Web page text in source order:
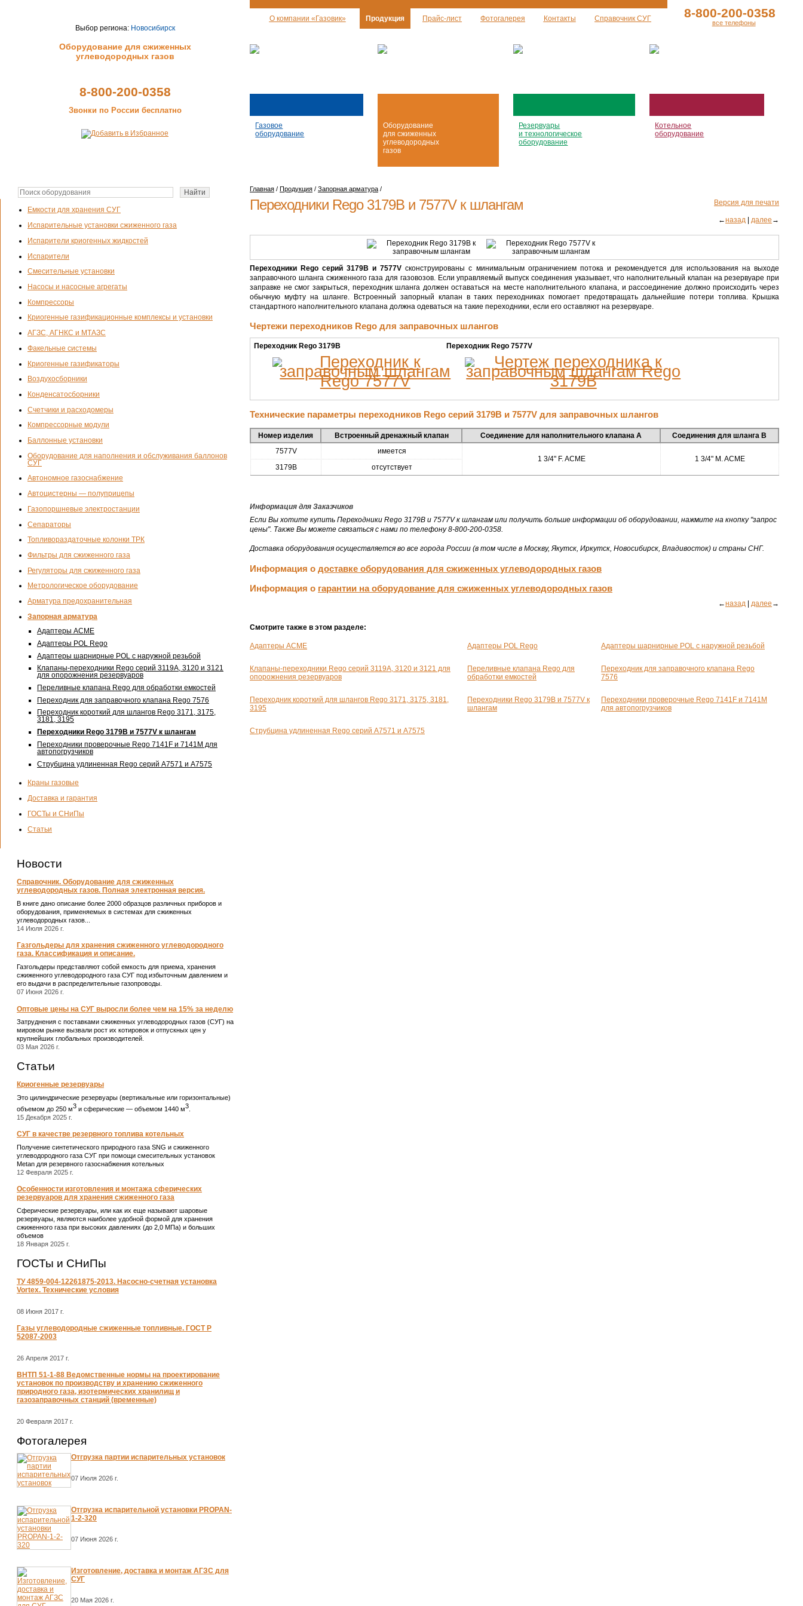
Выбор региона: Новосибирск
Оборудование для сжиженных
углеводородных газов
8-800-200-0358
Звонки по России бесплатно
О компании «Газовик» Продукция Прайс-лист Фотогалерея Контакты Справочник СУГ 8-800-200-0358
все телефоны
Газовое
оборудование
Оборудование
для сжиженных
углеводородных
газов
Резервуары
и технологическое
оборудование
Котельное
оборудование
Емкости для хранения СУГ
Испарительные установки сжиженного газа
Испарители криогенных жидкостей
Испарители
Смесительные установки
Насосы и насосные агрегаты
Компрессоры
Криогенные газификационные комплексы и установки
АГЗС, АГНКС и МТАЗС
Факельные системы
Криогенные газификаторы
Воздухосборники
Конденсатосборники
Счетчики и расходомеры
Компрессорные модули
Баллонные установки
Оборудование для наполнения и обслуживания баллонов
СУГ
Автономное газоснабжение
Автоцистерны — полуприцепы
Газопоршневые электростанции
Сепараторы
Топливораздаточные колонки ТРК
Фильтры для сжиженного газа
Регуляторы для сжиженного газа
Метрологическое оборудование
Арматура предохранительная
Запорная арматура
Адаптеры ACME
Адаптеры POL Rego
Адаптеры шарнирные POL с наружной резьбой
Клапаны-переходники Rego серий 3119А, 3120 и 3121
для опорожнения резервуаров
Переливные клапана Rego для обработки емкостей
Переходник для заправочного клапана Rego 7576
Переходник короткий для шлангов Rego 3171, 3175,
3181, 3195
Переходники Rego 3179В и 7577V к шлангам
Переходники проверочные Rego 7141F и 7141М для
автопогрузчиков
Струбцина удлиненная Rego серий А7571 и А7575
Краны газовые
Доставка и гарантия
ГОСТы и СНиПы
Статьи
Новости
Справочник. Оборудование для сжиженных
углеводородных газов. Полная электронная версия.
В книге дано описание более 2000 образцов различных приборов и
оборудования, применяемых в системах для сжиженных
углеводородных газов...
14 Июля 2026 г.
Газгольдеры для хранения сжиженного углеводородного
газа. Классификация и описание.
Газгольдеры представляют собой емкость для приема, хранения
сжиженного углеводородного газа СУГ под избыточным давлением и
его выдачи в распределительные газопроводы.
07 Июня 2026 г.
Оптовые цены на СУГ выросли более чем на 15% за неделю
Затруднения с поставками сжиженных углеводородных газов (СУГ) на
мировом рынке вызвали рост их котировок и отпускных цен у
крупнейших глобальных производителей.
03 Мая 2026 г.
Статьи
Криогенные резервуары
Это цилиндрические резервуары (вертикальные или горизонтальные)
объемом до 250 м3 и сферические ― объемом 1440 м3
15 Декабря 2025 г.
СУГ в качестве резервного топлива котельных
Получение синтетического природного газа SNG и сжиженного
углеводородного газа СУГ при помощи смесительных установок
Metan для резервного газоснабжения котельных
12 Февраля 2025 г.
Особенности изготовления и монтажа сферических
резервуаров для хранения сжиженного газа
Сферические резервуары, или как их еще называют шаровые
резервуары, являются наиболее удобной формой для хранения
сжиженного газа при высоких давлениях (до 2,0 МПа) и больших
объемов
18 Января 2025 г.
ГОСТы и СНиПы
ТУ 4859-004-12261875-2013. Насосно-счетная установка
Vortex. Технические условия
08 Июня 2017 г.
Газы углеводородные сжиженные топливные. ГОСТ Р
52087-2003
26 Апреля 2017 г.
ВНТП 51-1-88 Ведомственные нормы на проектирование
установок по производству и хранению сжиженного
природного газа, изотермических хранилищ и
газозаправочных станций (временные)
20 Февраля 2017 г.
Фотогалерея
Отгрузка партии испарительных установок
07 Июля 2026 г.
Отгрузка испарительной установки PROPAN-
1-2-320
07 Июня 2026 г.
Изготовление, доставка и монтаж АГЗС для
СУГ
20 Мая 2026 г.
Главная / Продукция / Запорная арматура /
Версия для печати
Переходники Rego 3179В и 7577V к шлангам
←назад далее →
Переходники Rego серий 3179В и 7577V сконструированы с минимальным ограничением потока и рекомендуется для использования на выходе
заправочного шланга сжиженного газа для газовозов. Если управляемый выпуск соединения указывает, что наполнительный клапан на резервуаре при
заправке не смог закрыться, переходник шланга должен оставаться на месте наполнительного клапана, и рассоединение должно происходить через
обычную муфту на шланге. Встроенный запорный клапан в таких переходниках помогает предотвращать дальнейшие потери топлива. Крышка
стандартного наполнительного клапана должна одеваться на такие переходники, если его оставляют на резервуаре.
Чертежи переходников Rego для заправочных шлангов
Переходник Rego 3179B Переходник Rego 7577V
Технические параметры переходников Rego серий 3179В и 7577V для заправочных шлангов
Номер изделия Встроенный дренажный клапан Соединение для наполнительного клапана А
Соединения для шланга В
7577V
имеется
1 3/4" F. ACME
1 3/4" M. ACME
3179B
отсутствует
Информация для Заказчиков
Если Вы хотите купить Переходники Rego 3179В и 7577V к шлангам или получить больше информации об оборудовании, нажмите на кнопку "запрос
цены". Также Вы можете связаться с нами по телефону 8-800-200-0358.
Доставка оборудования осуществляется во все города России (в том числе в Москву, Якутск, Иркутск, Новосибирск, Владивосток) и страны СНГ.
Информация о доставке оборудования для сжиженных углеводородных газов
Информация о гарантии на оборудование для сжиженных углеводородных газов
←назад далее →
Смотрите также в этом разделе:
Адаптеры ACME Адаптеры POL Rego Адаптеры шарнирные POL с наружной резьбой
Клапаны-переходники Rego серий 3119А, 3120 и 3121 для
опорожнения резервуаров
Переливные клапана Rego для
обработки емкостей
Переходник для заправочного клапана Rego
7576
Переходник короткий для шлангов Rego 3171, 3175, 3181,
3195
Переходники Rego 3179В и 7577V к
шлангам
Переходники проверочные Rego 7141F и 7141М
для автопогрузчиков
Струбцина удлиненная Rego серий А7571 и А7575